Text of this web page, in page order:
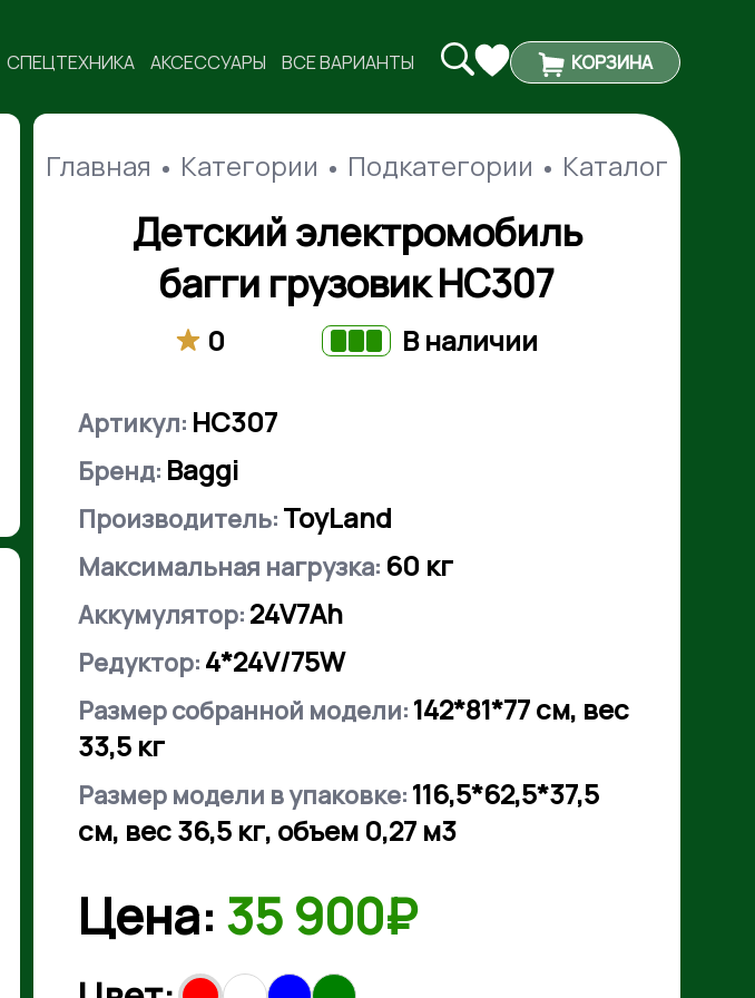
СПЕЦТЕХНИКА АКСЕССУАРЫ ВСЕ ВАРИАНТЫ КОРЗИНА
Главная Категории Подкатегории Каталог
Детский электромобиль
багги грузовик HC307
0 В наличии
Артикул: НС307
Бренд: Baggi
Производитель: ToyLand
Максимальная нагрузка: 60 кг
Аккумулятор: 24V7Аh
Редуктор: 4*24V/75W
Размер собранной модели: 142*81*77 см, вес
33,5 кг
Размер модели в упаковке: 116,5*62,5*37,5
см, вес 36,5 кг, объем 0,27 м3
Цена: 35 900₽